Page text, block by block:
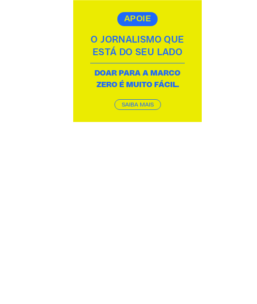
APOIE
O JORNALISMO QUE
ESTÁ DO SEU LADO
DOAR PARA A MARCO
ZERO É MUITO FÁCIL.
SAIBA MAIS